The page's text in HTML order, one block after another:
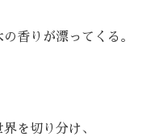
香りが漂ってくる。
を切り分け、